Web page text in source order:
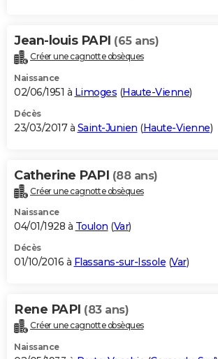
Jean-louis PAPI (65 ans)
Créer une cagnotte obsèques
Naissance
02/06/1951 à Limoges (Haute-Vienne)
Décès
23/03/2017 à Saint-Junien (Haute-Vienne)
Catherine PAPI (88 ans)
Créer une cagnotte obsèques
Naissance
04/01/1928 à Toulon (Var)
Décès
01/10/2016 à Flassans-sur-Issole (Var)
Rene PAPI (83 ans)
Créer une cagnotte obsèques
Naissance